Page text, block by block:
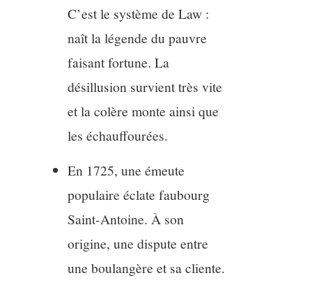
C’est le système de Law :
naît la légende du pauvre
faisant fortune. La
désillusion survient très vite
et la colère monte ainsi que
les échauffourées.
En 1725, une émeute
populaire éclate faubourg
Saint-Antoine. À son
origine, une dispute entre
une boulangère et sa cliente.